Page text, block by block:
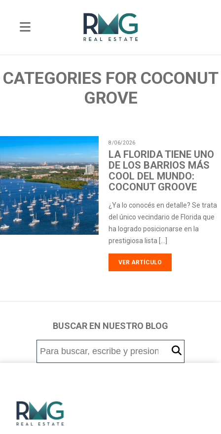
CATEGORIES FOR COCONUT
GROVE
8/06/2026
LA FLORIDA TIENE UNO
DE LOS BARRIOS MÁS
COOL DEL MUNDO:
COCONUT GROOVE
¿Ya lo conocés en detalle? Se trata
del único vecindario de Florida que
ha logrado posicionarse en la
prestigiosa lista […]
VER ARTÍCULO
BUSCAR EN NUESTRO BLOG